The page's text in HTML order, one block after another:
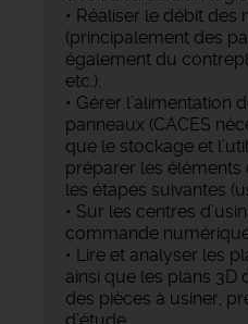
• Réaliser le débit des
(principalement des
également du
etc.).
• Gérer l’alimentation
panneaux (CACES
que le stockage et
préparer les éléments
les étapes suivantes
• Sur les centres
commande
• Lire et analyser les
ainsi que les plans 3D
des pièces à usiner,
d’étude.